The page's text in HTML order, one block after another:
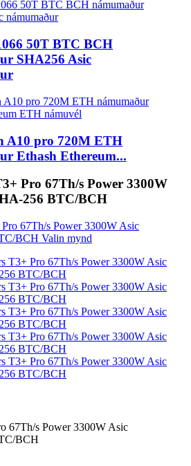
50T BTC BCH
SHA256 Asic
A10 pro 720M ETH
Ethash Ethereum...
Pro 67Th/s Power 3300W
256 BTC/BCH
67Th/s Power 3300W Asic
BCH